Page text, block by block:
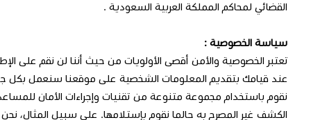
القضائي لمحاكم المملكة العربية السعودية .
سياسة الخصوصية :
تعتبر الخصوصية والأمن أقصى الأولويات من حيث أننا لن نقم على
عند قيامك بتقديم المعلومات الشخصية على موقعنا سنعمل بكل
نقوم باستخدام مجموعة متنوعة من تقنيات وإجراءات الأمان
الكشف غير المصرح به حالما نقوم بإستلامها. على سبيل المثال،